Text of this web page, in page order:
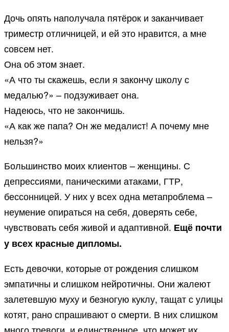
Дочь опять наполучала пятёрок и заканчивает
триместр отличницей, и ей это нравится, а мне
совсем нет.
Она об этом знает.
«А что ты скажешь, если я закончу школу с
медалью?» – подзуживает она.
Надеюсь, что не закончишь.
«А как же папа? Он же медалист! А почему мне
нельзя?»
Большинство моих клиентов – женщины. С
депрессиями, паническими атаками, ГТР,
бессонницей. У них у всех одна метапроблема –
неумение опираться на себя, доверять себе,
чувствовать себя живой и адаптивной. Ещё почти
у всех красные дипломы.
Есть девочки, которые от рождения слишком
эмпатичны и слишком нейротичны. Они жалеют
залетевшую муху и безногую куклу, тащат с улицы
котят, рано спрашивают о смерти. В них слишком